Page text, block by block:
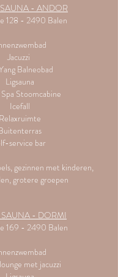
- ANDOR
128 - 2490 Balen
Jacuzzi
Balneobad
Ligsauna
Stoomcabine
Icefall
Relaxruimte
service bar
gezinnen met kinderen,
grotere groepen
SAUNA - DORMI
169 - 2490 Balen
met jacuzzi